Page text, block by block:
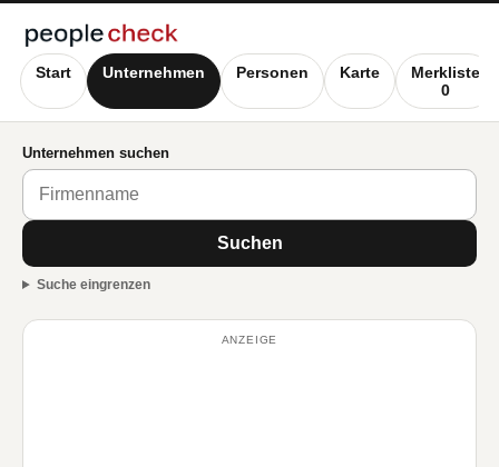
Start Unternehmen Personen Karte
Merkliste
0
Unternehmen suchen
Suchen
Suche eingrenzen
ANZEIGE